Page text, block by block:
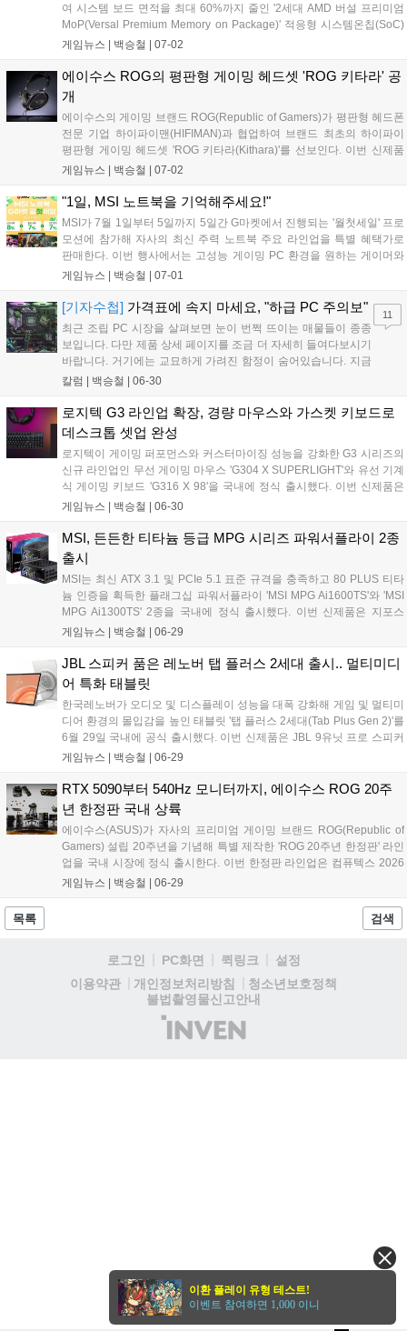
여 시스템 보드 면적을 최대 60%까지 줄인 '2세대 AMD 버설 프리미엄
MoP(Versal Premium Memory on Package)' 적응형 시스템온칩(SoC)
을 발표했다. 해당 제품은 최대 307GB/s의 압도적인 전송 대역폭을 확보
이다. 고대역폭과 공간 효율성이 필수적인 피지컬 AI, 네트워킹, 전문가
용 비디오 편집 및 국방 가속 시스템 등 다양한 고성능 컴퓨팅 환경에서
핵심적인 역할을 할 것으로 기대된다....
게임뉴스 | 백승철 07-02
에이수스 ROG의 평판형 게이밍 헤드셋 'ROG 키타라' 공
개
에이수스의 게이밍 브랜드 ROG(Republic of Gamers)가 평판형 헤드폰
전문 기업 하이파이맨(HIFIMAN)과 협업하여 브랜드 최초의 하이파이
평판형 게이밍 헤드셋 'ROG 키타라(Kithara)'를 선보인다. 이번 신제품
은 표면 전체가 움직이는 100mm 평판형 드라이버와 오픈형 구조를 채
드 공간감을 극대화한 것이 특징이다. 또한 광대역 주파수를 지원하는
붐 마이크와 다양한 교체형 플러그를 기본 제공해 PC 및 콘솔 등 여러 플
랫폼에서 정밀한 사운드 플레이와 원활한 팀보이스 환경을 지원한다....
게임뉴스 | 백승철 07-02
"1일, MSI 노트북을 기억해주세요!"
MSI가 7월 1일부터 5일까지 5일간 G마켓에서 진행되는 '월첫세일' 프로
모션에 참가해 자사의 최신 주력 노트북 주요 라인업을 특별 혜택가로
판매한다. 이번 행사에서는 고성능 게이밍 PC 환경을 원하는 게이머와
멀티태스킹 작업이 필요한 사용자를 위해 선택할인, 중복할인, 카드할인
게임 및 전반적인 작업 환경 업그레이드를 고려하는 소비자들에게 합리
적인 선택지가 될 전망이다....
게임뉴스 | 백승철 07-01
[기자수첩] 가격표에 속지 마세요, "하급 PC 주의보"
최근 조립 PC 시장을 살펴보면 눈이 번쩍 뜨이는 매물들이 종종
보입니다. 다만 제품 상세 페이지를 조금 더 자세히 들여다보시기
바랍니다. 거기에는 교묘하게 가려진 함정이 숨어있습니다. 지금
PC 시장은 하급 PC 주의보가 발령됐습니다....
칼럼 | 백승철 06-30
11
로지텍 G3 라인업 확장, 경량 마우스와 가스켓 키보드로
데스크톱 셋업 완성
로지텍이 게이밍 퍼포먼스와 커스터마이징 성능을 강화한 G3 시리즈의
신규 라인업인 무선 게이밍 마우스 'G304 X SUPERLIGHT'와 유선 기계
식 게이밍 키보드 'G316 X 98'을 국내에 정식 출시했다. 이번 신제품은
로지텍 G의 검증된 기술력을 바탕으로 게이머의 정밀한 조작과 민첩한
구축할 수 있도록 설계된 것이 특징이다....
게임뉴스 | 백승철 06-30
MSI, 든든한 티타늄 등급 MPG 시리즈 파워서플라이 2종
출시
MSI는 최신 ATX 3.1 및 PCIe 5.1 표준 규격을 충족하고 80 PLUS 티타
늄 인증을 획득한 플래그십 파워서플라이 'MSI MPG Ai1600TS'와 'MSI
MPG Ai1300TS' 2종을 국내에 정식 출시했다. 이번 신제품은 지포스
RTX 5090과 같은 차세대 고성능 그래픽카드의 안정적인 구동에 초점을
한 것이 특징이다....
게임뉴스 | 백승철 06-29
JBL 스피커 품은 레노버 탭 플러스 2세대 출시.. 멀티미디
어 특화 태블릿
한국레노버가 오디오 및 디스플레이 성능을 대폭 강화해 게임 및 멀티미
디어 환경의 몰입감을 높인 태블릿 '탭 플러스 2세대(Tab Plus Gen 2)'를
6월 29일 국내에 공식 출시했다. 이번 신제품은 JBL 9유닛 프로 스피커
시스템과 12.1인치 2.5K 고해상도 디스플레이를 탑재하여 선명한 화질
할 수 있는 블루투스 스피커 모드와 대용량 배터리를 갖춰 야외 및 다양
한 사용 환경에 최적화됐다....
게임뉴스 | 백승철 06-29
RTX 5090부터 540Hz 모니터까지, 에이수스 ROG 20주
년 한정판 국내 상륙
에이수스(ASUS)가 자사의 프리미엄 게이밍 브랜드 ROG(Republic of
Gamers) 설립 20주년을 기념해 특별 제작한 'ROG 20주년 한정판' 라인
업을 국내 시장에 정식 출시한다. 이번 한정판 라인업은 컴퓨텍스 2026
에서 최초로 공개된 제품들로, 독창적인 디자인과 극한의 성능을 갖춘
의 관심에 맞춰 오는 7월 3일 주변기기와 모니터 중심의 1차 라인업 출
시를 시작으로 7월 말 공급되는 2차 라인업까지 총 두 차례에 걸쳐 순차
게임뉴스 | 백승철 06-29
목록 검색
로그인 PC화면 퀵링크
설정
이용약관
개인정보처리방침
청소년보호정책
불법촬영물신고안내
(주)
인
이환 플레이 유형 테스트!
이벤트 참여하면 1,000 이니